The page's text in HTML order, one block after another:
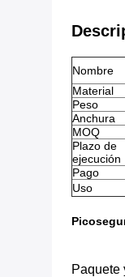
Nombre
Material
Peso
Anchura
MOQ
Plazo de
ejecución
Pago
Uso
Paquete